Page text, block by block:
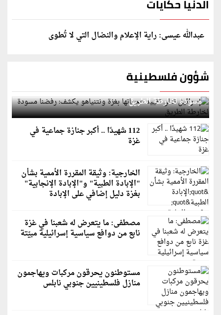
الدنيا حكايات
عبدالله عيسى: راية الإعلام والنضال التي لا تُطوى
شؤون فلسطينية
إسرائيل تعلن تقييد هجماتها بغزة ونتنياهو يكشف: رفضنا
مسودة لخارطة الطريق
112 شهيدًا .. أكبر جنازة جماعية في
غزة
الخارجية: وثيقة المقررة الأممية بشأن
"الإبادة الطبية" و"الإبادة الإنجابية"
بغزة دليل إضافي على الإبادة
مصطفى: ما يتعرض له شعبنا في غزة
نابع من دوافع سياسية إسرائيلية مبيّتة
مستوطنون يحرقون مركبات ويهاجمون
منازل فلسطينيين جنوبي نابلس